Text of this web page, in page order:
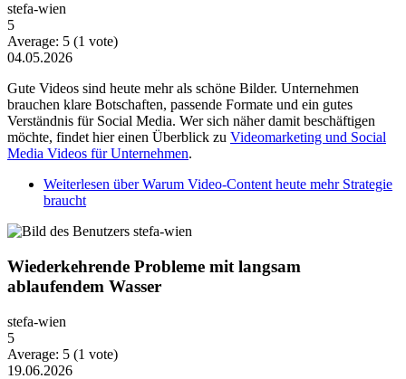
stefa-wien
5
Average: 5 (1 vote)
04.05.2026
Gute Videos sind heute mehr als schöne Bilder. Unternehmen
brauchen klare Botschaften, passende Formate und ein gutes
Verständnis für Social Media. Wer sich näher damit beschäftigen
möchte, findet hier einen Überblick zu Videomarketing und Social
Media Videos für Unternehmen.
Weiterlesen über Warum Video-Content heute mehr Strategie
braucht
Wiederkehrende Probleme mit langsam
ablaufendem Wasser
stefa-wien
5
Average: 5 (1 vote)
19.06.2026